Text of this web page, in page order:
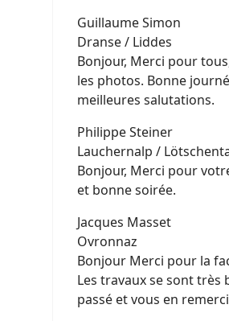
Guillaume Simon
Dranse / Liddes
Bonjour, Merci pour
les photos. Bonne
meilleures salutations.
Philippe Steiner
Lauchernalp /
Bonjour, Merci pour
et bonne soirée.
Jacques Masset
Ovronnaz
Bonjour Merci pour la
Les travaux se sont très
passé et vous en